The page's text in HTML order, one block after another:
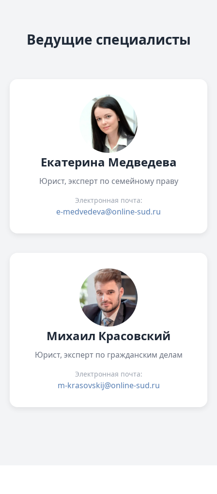
Ведущие специалисты
Екатерина Медведева
Юрист, эксперт по семейному праву
Электронная почта:
e-medvedeva@online-sud.ru
Михаил Красовский
Юрист, эксперт по гражданским делам
Электронная почта:
m-krasovskij@online-sud.ru